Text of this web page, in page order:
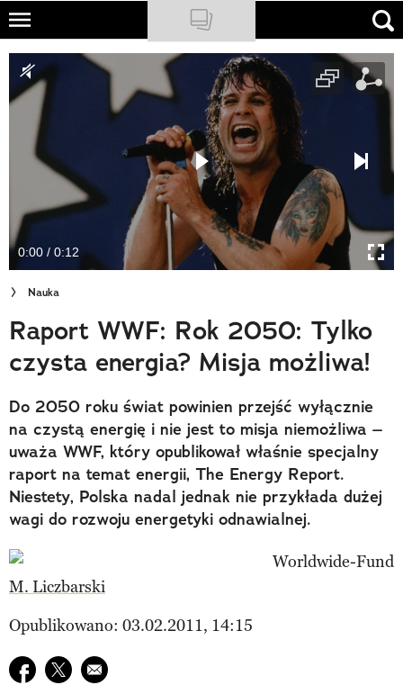
Skip
main
content
NATIONAL GEOGRAPHIC
TRAVELER
PODCASTY
Newsletter
Cuda Polski
Wielki Konkurs Fotograficzny
Trendbook Podróżniczy
Polecane
0:00 / 0:12
Nauka
Raport WWF: Rok 2050: Tylko
czysta energia? Misja możliwa!
Do 2050 roku świat powinien przejść wyłącznie
na czystą energię i nie jest to misja niemożliwa –
uważa WWF, który opublikował właśnie specjalny
raport na temat energii, The Energy Report.
Niestety, Polska nadal jednak nie przykłada dużej
wagi do rozwoju energetyki odnawialnej.
M. Liczbarski
Opublikowano: 03.02.2011, 14:15
Udostępnij na facebook
Udostępnij na twitter
E-mail do przyjaciela